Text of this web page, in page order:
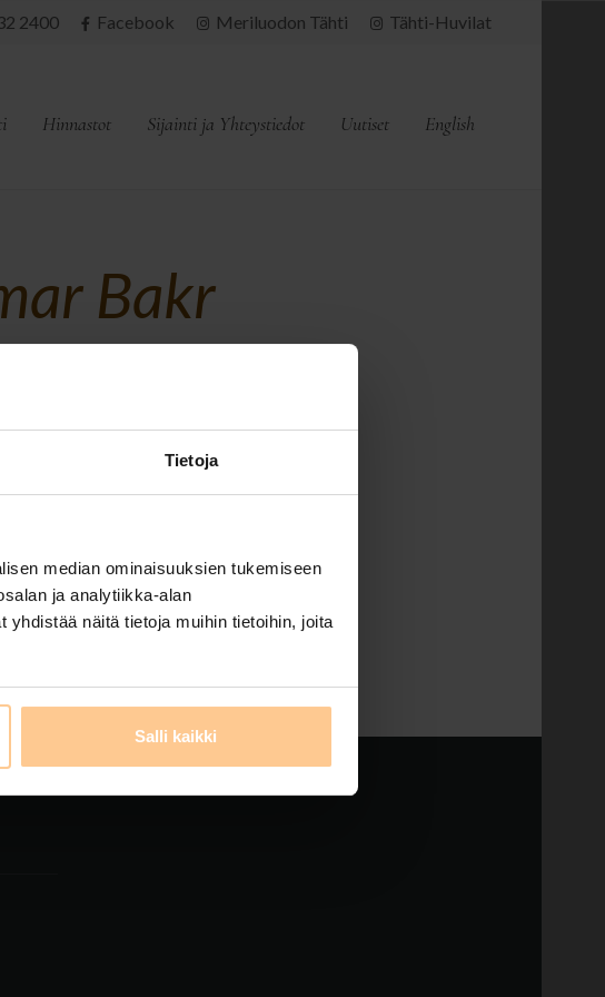
Tietoja
median ominaisuuksien tukemiseen
ja analytiikka-alan
näitä tietoja muihin tietoihin, joita
Salli kaikki
2400 Facebook Meriluodon Tähti Tähti-Huvilat
Hinnastot Sijainti ja Yhteystiedot Uutiset English
Bakr